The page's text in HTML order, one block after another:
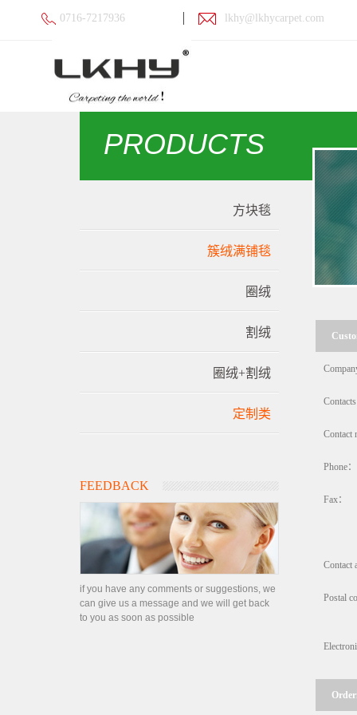
0716-7217936 lkhy@lkhycarpet.com
PRODUCTS
方块毯
簇绒满铺毯
圈绒
割绒
圈绒+割绒
定制类
FEEDBACK
if you have any comments or suggestions, we
can give us a message and we will get back
to you as soon as possible
Contact
Phone：
Fax：
Contact
Postal